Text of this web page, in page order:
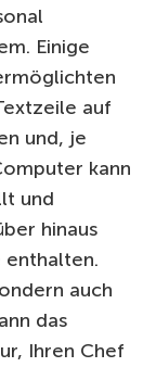
Einige
auf
und, je
kann
und
hinaus
enthalten.
auch
das
Ihren Chef